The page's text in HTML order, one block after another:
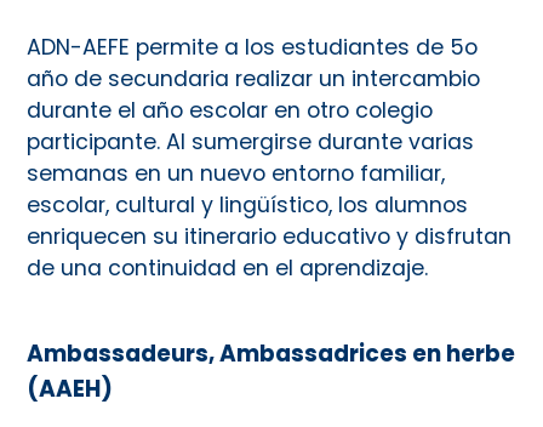
ADN-AEFE permite a los estudiantes de 5o
año de secundaria realizar un intercambio
durante el año escolar en otro colegio
participante. Al sumergirse durante varias
semanas en un nuevo entorno familiar,
escolar, cultural y lingüístico, los alumnos
enriquecen su itinerario educativo y disfrutan
de una continuidad en el aprendizaje.
Ambassadeurs, Ambassadrices en herbe
(AAEH)